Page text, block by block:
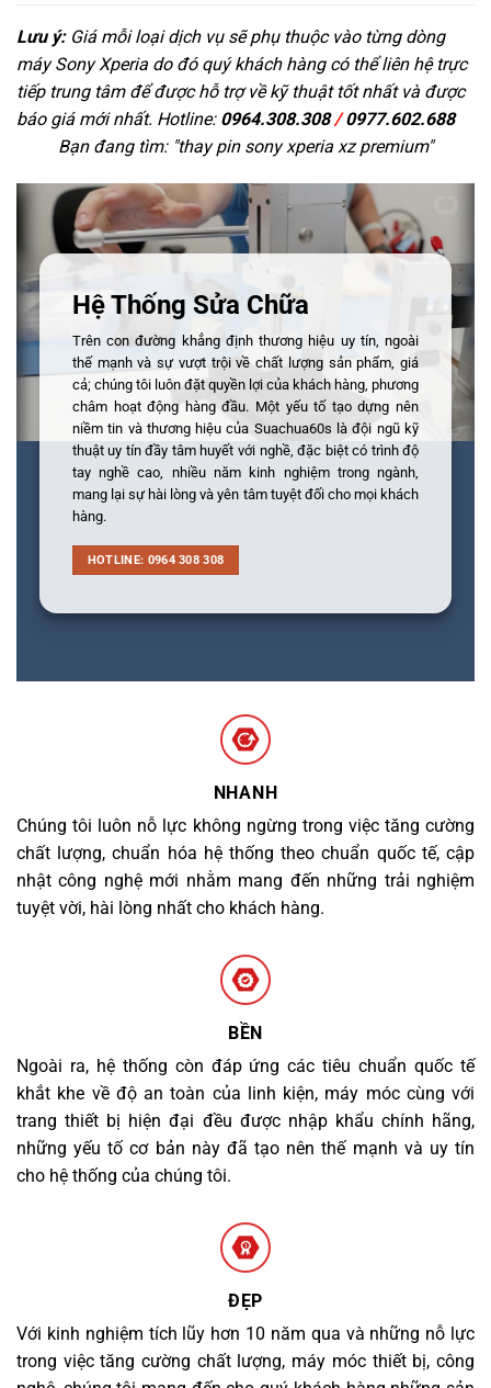
Lưu ý:Giá mỗi loại dịch vụ sẽ phụ thuộc vào từng dòng
máy Sony Xperia do đó quý khách hàng có thể liên hệ trực
tiếp trung tâm để được hỗ trợ về kỹ thuật tốt nhất và được
báo giá mới nhất. Hotline: 0964.308.308/0977.602.688
Bạn đang tìm: "thay pin sony xperia xz premium"
Hệ Thống Sửa Chữa
Trên con đường khẳng định thương hiệu uy tín, ngoài
thế mạnh và sự vượt trội về chất lượng sản phẩm, giá
cả; chúng tôi luôn đặt quyền lợi của khách hàng, phương
châm hoạt động hàng đầu. Một yếu tố tạo dựng nên
niềm tin và thương hiệu của Suachua60s là đội ngũ kỹ
thuật uy tín đầy tâm huyết với nghề, đặc biệt có trình độ
tay nghề cao, nhiều năm kinh nghiệm trong ngành,
mang lại sự hài lòng và yên tâm tuyệt đối cho mọi khách
hàng.
HOTLINE: 0964 308 308
NHANH
Chúng tôi luôn nỗ lực không ngừng trong việc tăng cường
chất lượng, chuẩn hóa hệ thống theo chuẩn quốc tế, cập
nhật công nghệ mới nhằm mang đến những trải nghiệm
tuyệt vời, hài lòng nhất cho khách hàng.
BỀN
Ngoài ra, hệ thống còn đáp ứng các tiêu chuẩn quốc tế
khắt khe về độ an toàn của linh kiện, máy móc cùng với
trang thiết bị hiện đại đều được nhập khẩu chính hãng,
những yếu tố cơ bản này đã tạo nên thế mạnh và uy tín
cho hệ thống của chúng tôi.
ĐẸP
Với kinh nghiệm tích lũy hơn 10 năm qua và những nỗ lực
trong việc tăng cường chất lượng, máy móc thiết bị, công